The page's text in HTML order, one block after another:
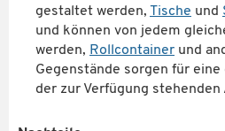
gestaltet werden, Tische und
und können von jedem
werden, Rollcontainer und
Gegenstände sorgen für
der zur Verfügung